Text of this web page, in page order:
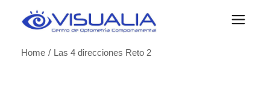
Home
Las 4 direcciones Reto 2